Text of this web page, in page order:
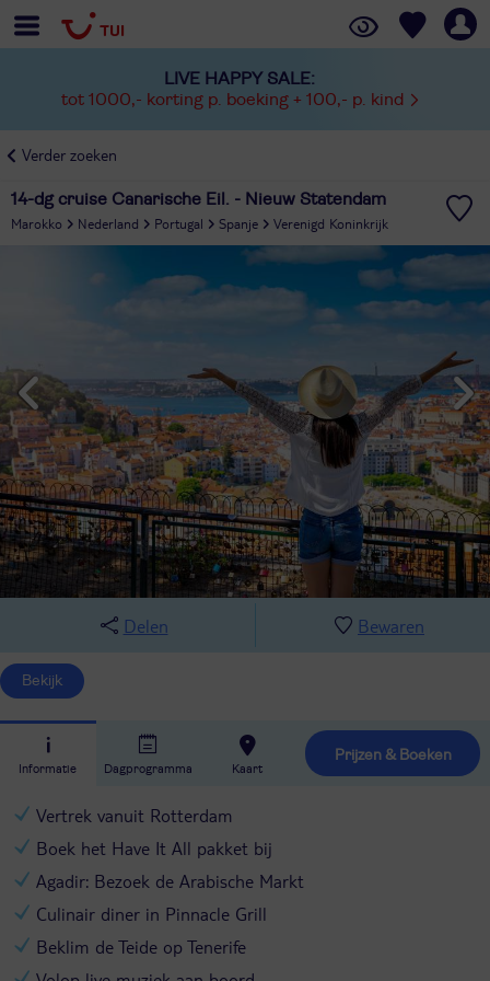
LIVE HAPPY SALE:
tot 1000,- korting p. boeking + 100,- p. kind
Verder zoeken
14-dg cruise Canarische Eil. - Nieuw Statendam
Marokko
Nederland Portugal Spanje Verenigd Koninkrijk
Delen Bewaren
Bekijk
Informatie Dagprogramma Kaart
Prijzen & Boeken
Vertrek vanuit Rotterdam
Boek het Have It All pakket bij
Agadir: Bezoek de Arabische Markt
Culinair diner in Pinnacle Grill
Beklim de Teide op Tenerife